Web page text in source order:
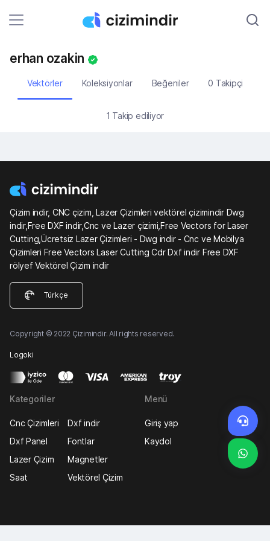
erhan ozakin
Vektörler Koleksiyonlar Beğeniler 0 Takipçi
1 Takip ediliyor
Çizim indir, CNC çizim, Lazer Çizimleri vektörel çizimindir Dwg
indir,Free DXF indir,Cnc ve Lazer çizimi,Free Vectors for Laser
Cutting,Ücretsiz Lazer Çizimleri - Dwg indir - Cnc ve Mobilya
Çizimleri Free Vectors Laser Cutting Cdr Dxf indir Free DXF
rölyef Vektörel Çizim indir
Türkçe
Copyright © 2022 Çizimindir. All rights reserved.
Logoki
Kategoriler
Cnc Çizimleri
Dxf indir
Dxf Panel
Fontlar
Lazer Çizim
Magnetler
Saat
Vektörel Çizim
Menü
Giriş yap
Kaydol